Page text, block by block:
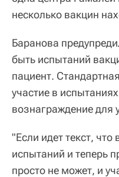
несколько вакцин
Баранова
быть испытаний
пациент.
участие в
вознаграждение для
"Если идет текст, что
испытаний и теперь
просто не может, и